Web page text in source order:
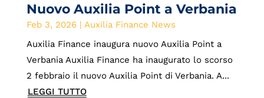
Nuovo Auxilia Point a Verbania
Feb 3, 2026| Auxilia Finance News
Auxilia Finance inaugura nuovo Auxilia Point a
Verbania Auxilia Finance ha inaugurato lo scorso
2 febbraio il nuovo Auxilia Point di Verbania. A...
LEGGI TUTTO